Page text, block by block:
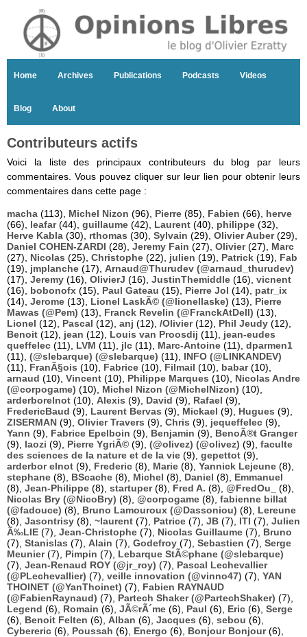
Home Archives Publications Podcasts Videos
Blog About
Contributeurs actifs
Voici la liste des principaux contributeurs du blog par leurs
commentaires. Vous pouvez cliquer sur leur lien pour obtenir leurs
commentaires dans cette page :
macha (113), Michel Nizon (96), Pierre (85), Fabien (66), herve
(66), leafar(44), guillaume (42), Laurent (40), philippe (32),
Herve Kabla (30), rthomas (30), Sylvain (29), Olivier Auber(29),
Daniel COHEN-ZARDI (28), Jeremy Fain (27), Olivier(27), Marc
(27), Nicolas (25), Christophe (22), julien (19), Patrick (19), Fab
(19), jmplanche (17), Arnaud@Thurudev (@arnaud_thurudev)
(17), Jeremy (16), OlivierJ (16), JustinThemiddle (16), vicnent
(16), bobonofx (15), Paul Gateau (15), Pierre Jol (14), patr_ix
(14), Jerome (13), Lionel LaskÃ© (@lionellaske) (13), Pierre
Mawas (@Pem) (13), Franck Revelin (@FranckAtDell) (13),
Lionel (12), Pascal (12), anj (12), /Olivier(12), Phil Jeudy (12),
Benoit (12), jean (12), Louis van Proosdij (11), jean-eudes
queffelec (11), LVM (11), jlc (11), Marc-Antoine (11), dparmen1
(11), (@slebarque) (@slebarque) (11), INFO (@LINKANDEV)
(11), FranÃ§ois (10), Fabrice (10), Filmail (10), babar(10),
arnaud (10), Vincent (10), Philippe Marques (10), Nicolas Andre
(@corpogame) (10), Michel Nizon (@MichelNizon) (10),
arderborelnot (10), Alexis (9), David (9), Rafael (9),
FredericBaud (9), Laurent Bervas (9), Mickael (9), Hugues (9),
ZISERMAN (9), Olivier Travers (9), Chris (9), jequeffelec (9),
Yann (9), Fabrice Epelboin (9), Benjamin (9), BenoÃ®t Granger
(9), laozi (9), Pierre YgriÃ© (9), (@olivez) (@olivez) (9), faculte
des sciences de la nature et de la vie (9), gepettot (9),
arderbor elnot (9), Frederic (8), Marie (8), Yannick Lejeune (8),
stephane (8), BScache (8), Michel (8), Daniel (8), Emmanuel
(8), Jean-Philippe (8), startuper(8), Fred A. (8), @FredOu_
(8),
Nicolas Bry (@NicoBry) (8), @corpogame (8), fabienne billat
(@fadouce) (8), Bruno Lamouroux (@Dassoniou) (8), Lereune
(8), Jasontrisy (8), ~laurent (7), Patrice (7), JB (7), ITI (7), Julien
Ã‰LIE (7), Jean-Christophe (7), Nicolas Guillaume (7), Bruno
(7), Stanislas (7), Alain (7), Godefroy (7), Sebastien (7), Serge
Meunier(7), Pimpin (7), Lebarque StÃ©phane (@slebarque)
(7), Jean-Renaud ROY (@jr_roy) (7), Pascal Lechevallier
(@PLechevallier) (7), veille innovation (@vinno47) (7), YAN
THOINET (@YanThoinet) (7), Fabien RAYNAUD
(@FabienRaynaud) (7), Partech Shaker (@PartechShaker) (7),
Legend (6), Romain (6), JÃ©rÃ´me (6), Paul (6), Eric (6), Serge
(6), Benoit Felten (6), Alban (6), Jacques (6), sebou (6),
Cybereric (6), Poussah (6), Energo (6), Bonjour Bonjour(6),